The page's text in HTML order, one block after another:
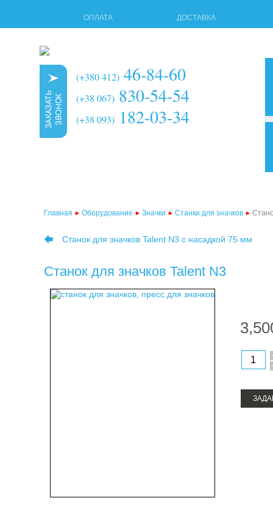
ОПЛАТА ДОСТАВКА
(+380 412) 46-84-60
(+38 067) 830-54-54
(+38 093) 182-03-34
Главная Оборудование Значки Станки для значков
Станок для значков Talent N3 с насадкой 75 мм
Станок для значков Talent N3